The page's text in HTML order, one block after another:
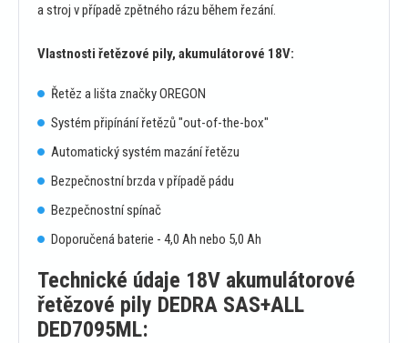
a stroj v případě zpětného rázu během řezání.
Vlastnosti řetězové pily, akumulátorové 18V:
Řetěz a lišta značky OREGON
Systém připínání řetězů "out-of-the-box"
Automatický systém mazání řetězu
Bezpečnostní brzda v případě pádu
Bezpečnostní spínač
Doporučená baterie - 4,0 Ah nebo 5,0 Ah
Technické údaje 18V akumulátorové
řetězové pily DEDRA SAS+ALL
DED7095ML: